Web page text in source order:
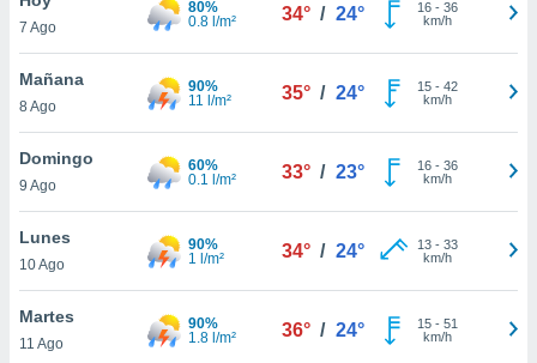
en
más
nuestra
de
7 Ago
80%
0.8 l/m²
34° / 24° 16- 36
km/h
Mañana
8 Ago
90%
11 l/m²
35° / 24° 15- 42
km/h
Domingo
9 Ago
60%
0.1 l/m²
33° / 23° 16- 36
km/h
Lunes
10 Ago
90%
1 l/m²
34° / 24° 13- 33
km/h
Martes
11 Ago
90%
1.8 l/m²
36° / 24° 15- 51
km/h